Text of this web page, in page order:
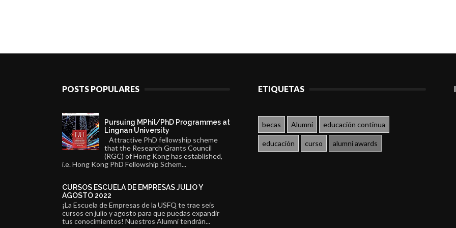
POSTS POPULARES
Pursuing MPhil/PhD Programmes at
Lingnan University
Attractive PhD fellowship scheme
that the Research Grants Council
(RGC) of Hong Kong has established,
i.e. Hong Kong PhD Fellowship Schem...
CURSOS ESCUELA DE EMPRESAS JULIO Y
AGOSTO 2022
¡La Escuela de Empresas de la USFQ te trae seis
cursos en julio y agosto para que puedas expandir
tus conocimientos! Nuestros Alumni tendrán...
ETIQUETAS
becas Alumni educación continua
educación curso alumni awards